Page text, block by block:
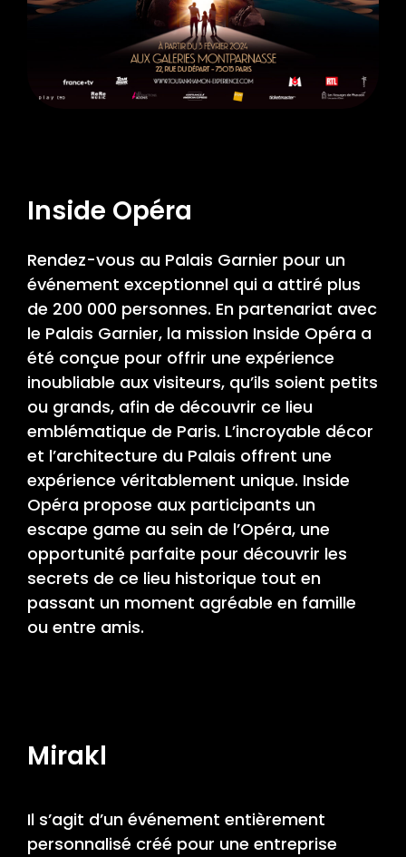
Inside Opéra
Rendez-vous au Palais Garnier pour un
événement exceptionnel qui a attiré plus
de 200 000 personnes. En partenariat avec
le Palais Garnier, la mission Inside Opéra a
été conçue pour offrir une expérience
inoubliable aux visiteurs, qu’ils soient petits
ou grands, afin de découvrir ce lieu
emblématique de Paris. L’incroyable décor
et l’architecture du Palais offrent une
expérience véritablement unique. Inside
Opéra propose aux participants un
escape game au sein de l’Opéra, une
opportunité parfaite pour découvrir les
secrets de ce lieu historique tout en
passant un moment agréable en famille
ou entre amis.
Mirakl
Il s’agit d’un événement entièrement
personnalisé créé pour une entreprise